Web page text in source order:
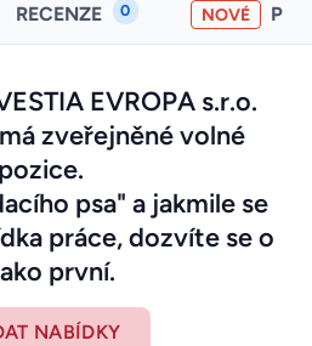
RECENZE 0 NOVÉ
EVROPA s.r.o.
zveřejněné volné
pozice.
psa" a jakmile se
práce, dozvíte se o
první.
NABÍDKY